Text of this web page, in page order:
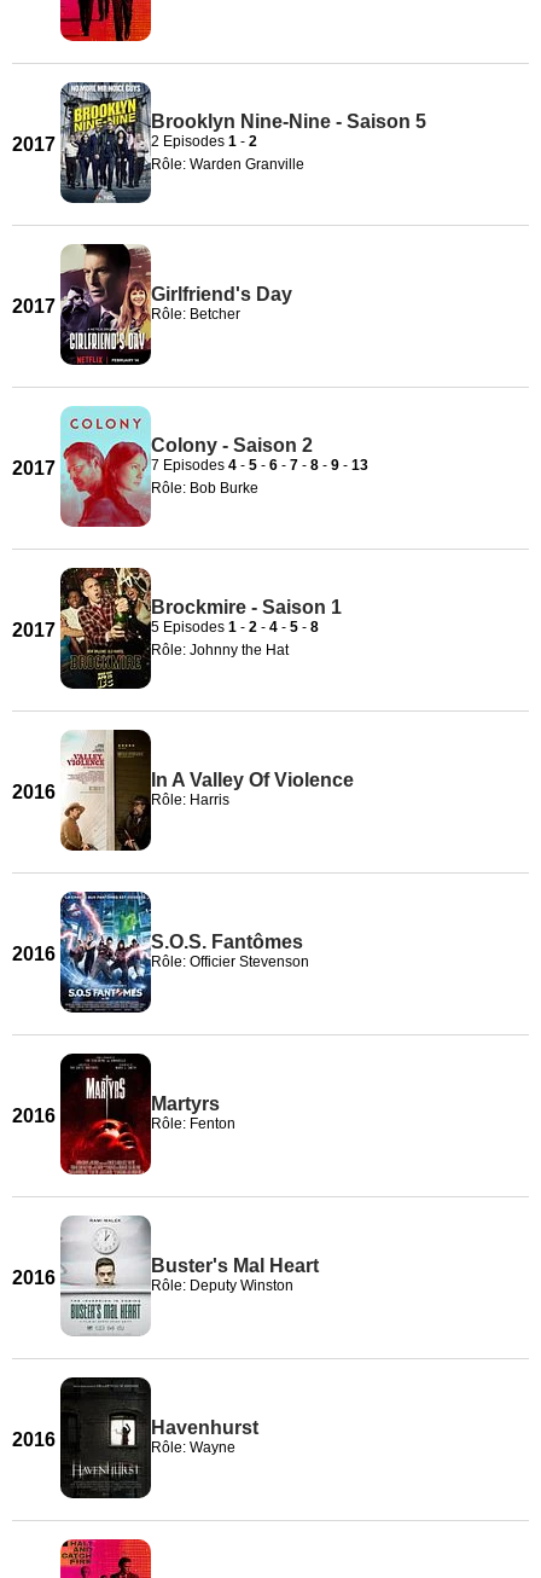
2017
Brooklyn Nine-Nine - Saison 5
2 Episodes 1 - 2
Rôle: Warden Granville
2017
Girlfriend's Day
Rôle: Betcher
2017
Colony - Saison 2
7 Episodes 4 - 5 - 6 - 7 - 8 - 9 - 13
Rôle: Bob Burke
2017
Brockmire - Saison 1
5 Episodes 1 - 2 - 4 - 5 - 8
Rôle: Johnny the Hat
2016
In A Valley Of Violence
Rôle: Harris
2016
S.O.S. Fantômes
Rôle: Officier Stevenson
2016
Martyrs
Rôle: Fenton
2016
Buster's Mal Heart
Rôle: Deputy Winston
2016
Havenhurst
Rôle: Wayne